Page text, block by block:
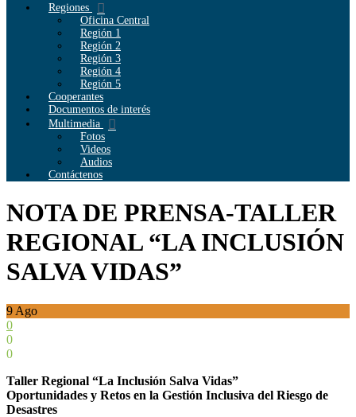
Regiones
Oficina Central
Región 1
Región 2
Región 3
Región 4
Región 5
Cooperantes
Documentos de interés
Multimedia
Fotos
Videos
Audios
Contáctenos
NOTA DE PRENSA-TALLER
REGIONAL “LA INCLUSIÓN
SALVA VIDAS”
9 Ago
0
0
0
Taller Regional “La Inclusión Salva Vidas”
Oportunidades y Retos en la Gestión Inclusiva del Riesgo de
Desastres